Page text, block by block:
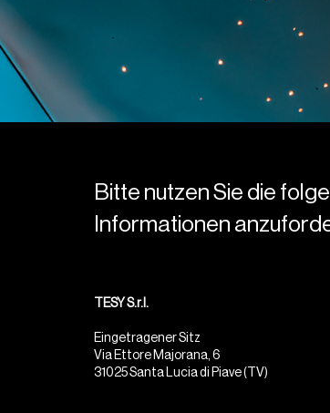
Bitte nutzen Sie die
Informationen
TESY S.r.l.
Eingetragener Sitz
Via Ettore Majorana, 6
31025 Santa Lucia di Piave (TV)